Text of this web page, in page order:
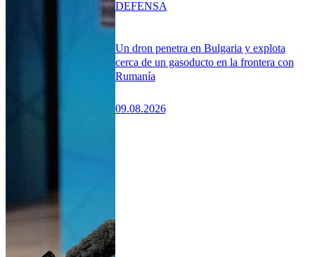
Un dron penetra en Bulgaria y explota
cerca de un gasoducto en la frontera con
Rumanía
09.08.2026
DEFENSA